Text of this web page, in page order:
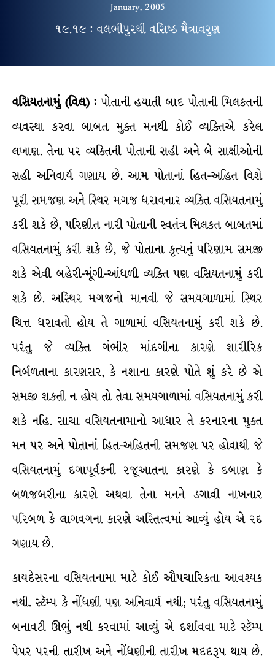
January, 2005
૧૯.૧૯ : વલભીપુરથી વસિષ્ઠ મૈત્રાવરુણ
વસિયતનામું (વિલ) : પોતાની હયાતી બાદ પોતાની મિલકતની
વ્યવસ્થા કરવા બાબત મુક્ત મનથી કોઈ વ્યક્તિએ કરેલ
લખાણ. તેના પર વ્યક્તિની પોતાની સહી અને બે સાક્ષીઓની
સહી અનિવાર્ય ગણાય છે. આમ પોતાનાં હિત-અહિત વિશે
પૂરી સમજણ અને સ્થિર મગજ ધરાવનાર વ્યક્તિ વસિયતનામું
કરી શકે છે, પરિણીત નારી પોતાની સ્વતંત્ર મિલકત બાબતમાં
વસિયતનામું કરી શકે છે, જે પોતાના કૃત્યનું પરિણામ સમજી
શકે એવી બહેરી-મૂંગી-આંધળી વ્યક્તિ પણ વસિયતનામું કરી
શકે છે. અસ્થિર મગજનો માનવી જે સમયગાળામાં સ્થિર
ચિત્ત ધરાવતો હોય તે ગાળામાં વસિયતનામું કરી શકે છે.
પરંતુ જે વ્યક્તિ ગંભીર માંદગીના કારણે શારીરિક
નિર્બળતાના કારણસર, કે નશાના કારણે પોતે શું કરે છે એ
સમજી શકતી ન હોય તો તેવા સમયગાળામાં વસિયતનામું કરી
શકે નહિ. સાચા વસિયતનામાનો આધાર તે કરનારના મુક્ત
મન પર અને પોતાનાં હિત-અહિતની સમજણ પર હોવાથી જે
વસિયતનામું દગાપૂર્વકની રજૂઆતના કારણે કે દબાણ કે
બળજબરીના કારણે અથવા તેના મનને ડગાવી નાખનાર
પરિબળ કે લાગવગના કારણે અસ્તિત્વમાં આવ્યું હોય એ રદ
ગણાય છે.
કાયદેસરના વસિયતનામા માટે કોઈ ઔપચારિકતા આવશ્યક
નથી. સ્ટૅમ્પ કે નોંધણી પણ અનિવાર્ય નથી; પરંતુ વસિયતનામું
બનાવટી ઊભું નથી કરવામાં આવ્યું એ દર્શાવવા માટે સ્ટૅમ્પ
પેપર પરની તારીખ અને નોંધણીની તારીખ મદદરૂપ થાય છે.